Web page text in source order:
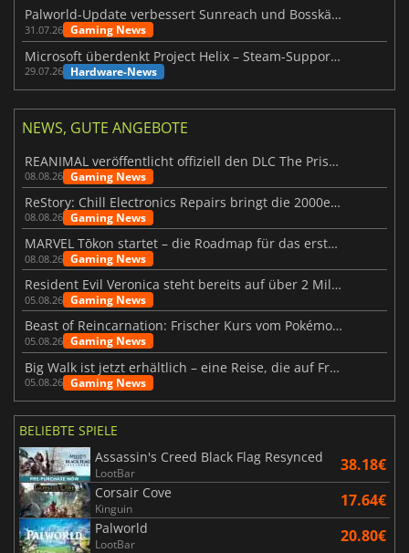
Palworld-Update verbessert Sunreach und Bosskämpfe deutlich
31.07.26 Gaming News
Microsoft überdenkt Project Helix – Steam-Support gefährdet
29.07.26 Hardware-News
NEWS, GUTE ANGEBOTE
REANIMAL veröffentlicht offiziell den DLC The Prisoner
08.08.26 Gaming News
ReStory: Chill Electronics Repairs bringt die 2000er zurück
08.08.26 Gaming News
MARVEL Tōkon startet – die Roadmap für das erste Jahr wurde vorgestellt
08.08.26 Gaming News
Resident Evil Veronica steht bereits auf über 2 Millionen Wunschlisten
05.08.26 Gaming News
Beast of Reincarnation: Frischer Kurs vom Pokémon-Studio
05.08.26 Gaming News
Big Walk ist jetzt erhältlich – eine Reise, die auf Freundschaft basiert
05.08.26 Gaming News
BELIEBTE SPIELE
Assassin's Creed Black Flag Resynced
LootBar 38.18€
Corsair Cove
Kinguin 17.64€
Palworld
LootBar 20.80€